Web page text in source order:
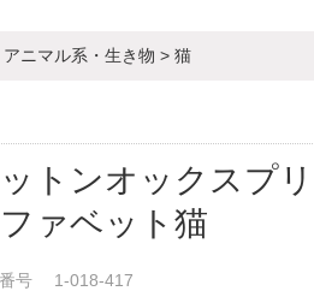
アニマル系・生き物 > 猫
トンオックスプ
ァベット猫
番号 1-018-417